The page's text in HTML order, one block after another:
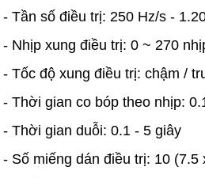
- Tần số điều trị: 250 Hz/s -
- Nhịp xung điều trị: 0 ~ 270
- Tốc độ xung điều trị: chậm /
- Thời gian co bóp theo nhịp:
- Thời gian duỗi: 0.1 - 5 giây
- Số miếng dán điều trị: 10 (7.5